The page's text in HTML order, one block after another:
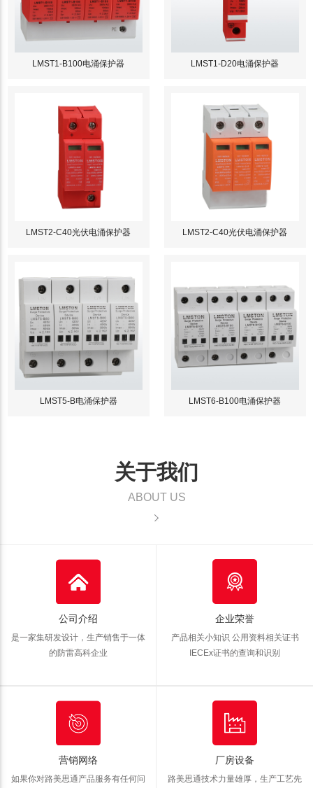
LMST1-B100电涌保护器 LMST1-D20电涌保护器
LMST2-C40光伏电涌保护器 LMST2-C40光伏电涌保护器
LMST5-B电涌保护器 LMST6-B100电涌保护器
关于我们
ABOUT US
公司介绍
是一家集研发设计，生产销售于一体
的防雷高科企业
企业荣誉
产品相关小知识 公用资料相关证书
IECEx证书的查询和识别
营销网络
如果你对路美思通产品服务有任何问
厂房设备
路美思通技术力量雄厚，生产工艺先